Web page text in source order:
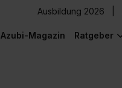
Ausbildung 2026
Azubi-Magazin Ratgeber